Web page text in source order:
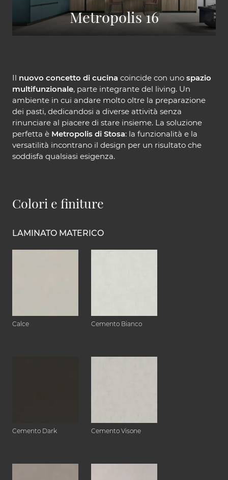
Metropolis 16
Il nuovo concetto di cucina coincide con uno spazio
multifunzionale, parte integrante del living. Un
ambiente in cui andare molto oltre la preparazione
dei pasti, dedicandosi a diverse attività senza
rinunciare al piacere di stare insieme. La soluzione
perfetta è Metropolis di Stosa: la funzionalità e la
versatilità incontrano il design per un risultato che
soddisfa qualsiasi esigenza.
Colori e finiture
LAMINATO MATERICO
Calce Cemento Bianco
Cemento Dark Cemento Visone